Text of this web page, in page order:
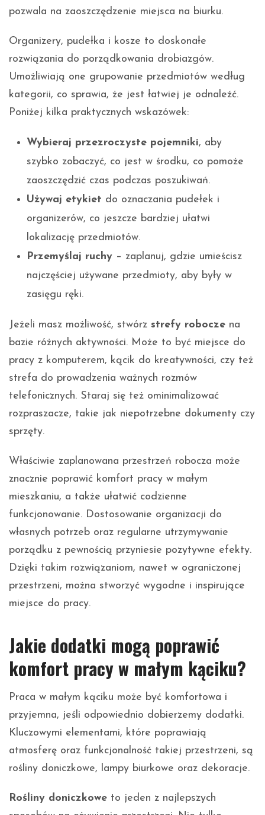
pozwala na zaoszczędzenie miejsca na biurku.
Organizery, pudełka i kosze to doskonałe
rozwiązania do porządkowania drobiazgów.
Umożliwiają one grupowanie przedmiotów według
kategorii, co sprawia, że jest łatwiej je odnaleźć.
Poniżej kilka praktycznych wskazówek:
Wybieraj przezroczyste pojemniki, aby
szybko zobaczyć, co jest w środku, co pomoże
zaoszczędzić czas podczas poszukiwań.
Używaj etykiet do oznaczania pudełek i
organizerów, co jeszcze bardziej ułatwi
lokalizację przedmiotów.
Przemyślaj ruchy – zaplanuj, gdzie umieścisz
najczęściej używane przedmioty, aby były w
zasięgu ręki.
Jeżeli masz możliwość, stwórz strefy robocze na
bazie różnych aktywności. Może to być miejsce do
pracy z komputerem, kącik do kreatywności, czy też
strefa do prowadzenia ważnych rozmów
telefonicznych. Staraj się też ominimalizować
rozpraszacze, takie jak niepotrzebne dokumenty czy
sprzęty.
Właściwie zaplanowana przestrzeń robocza może
znacznie poprawić komfort pracy w małym
mieszkaniu, a także ułatwić codzienne
funkcjonowanie. Dostosowanie organizacji do
własnych potrzeb oraz regularne utrzymywanie
porządku z pewnością przyniesie pozytywne efekty.
Dzięki takim rozwiązaniom, nawet w ograniczonej
przestrzeni, można stworzyć wygodne i inspirujące
miejsce do pracy.
Jakie dodatki mogą poprawić
komfort pracy w małym kąciku?
Praca w małym kąciku może być komfortowa i
przyjemna, jeśli odpowiednio dobierzemy dodatki.
Kluczowymi elementami, które poprawiają
atmosferę oraz funkcjonalność takiej przestrzeni, są
rośliny doniczkowe, lampy biurkowe oraz dekoracje.
Rośliny doniczkowe to jeden z najlepszych